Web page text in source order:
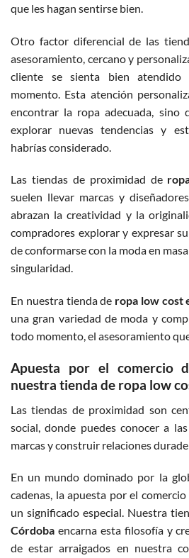
que les hagan sentirse bien.
Otro factor diferencial de las
asesoramiento, cercano y
cliente se sienta bien
momento. Esta atención
encontrar la ropa adecuada, sino
explorar nuevas tendencias y
habrías considerado.
Las tiendas de proximidad de
suelen llevar marcas y
abrazan la creatividad y la
compradores explorar y expresar
de conformarse con la moda en
singularidad.
En nuestra tienda de ropa low cost
una gran variedad de moda y
todo momento, el asesoramiento
Apuesta por el comercio
nuestra tienda de ropa low
Las tiendas de proximidad son
social, donde puedes conocer a
marcas y construir relaciones
En un mundo dominado por la
cadenas, la apuesta por el
un significado especial. Nuestra
Córdoba encarna esta filosofía y
de estar arraigados en nuestra